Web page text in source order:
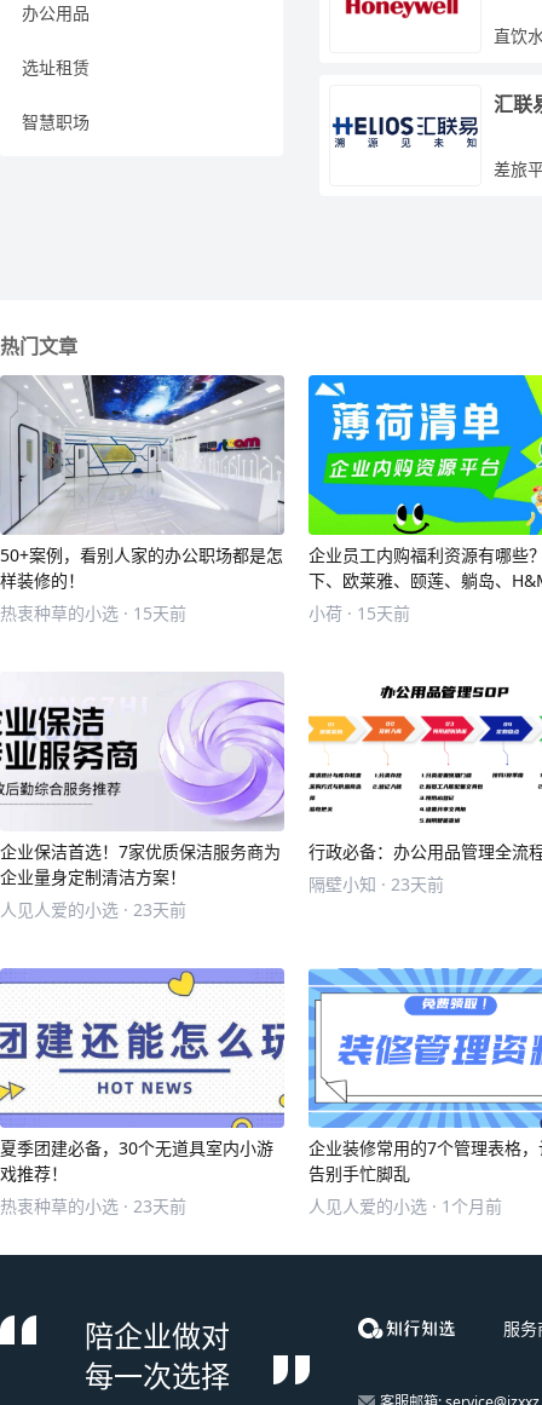
办公用品
选址租赁
智慧职场
直饮
汇联
差旅
热门文章
50+案例，看别人家的办公职场都是怎
样装修的！
热衷种草的小选 · 15天前
企业员工内购福利资源有哪些
下、欧莱雅、颐莲、躺岛、
择！
小荷 · 15天前
企业保洁首选！7家优质保洁服务商为
企业量身定制清洁方案！
人见人爱的小选 · 23天前
行政必备：办公用品管理全流
隔壁小知 · 23天前
夏季团建必备，30个无道具室内小游
戏推荐！
热衷种草的小选 · 23天前
企业装修常用的7个管理表格
告别手忙脚乱
人见人爱的小选 · 1个月前
陪企业做对
每一次选择
服